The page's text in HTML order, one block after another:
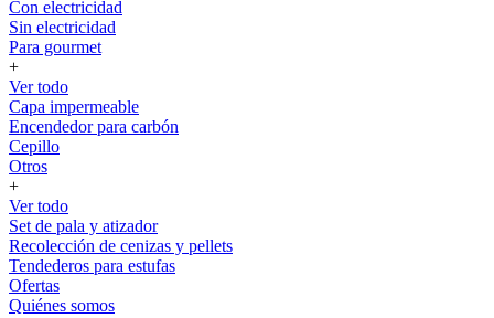
Con electricidad
Sin electricidad
Para gourmet
+
Ver todo
Capa impermeable
Encendedor para carbón
Cepillo
Otros
+
Ver todo
Set de pala y atizador
Recolección de cenizas y pellets
Tendederos para estufas
Ofertas
Quiénes somos